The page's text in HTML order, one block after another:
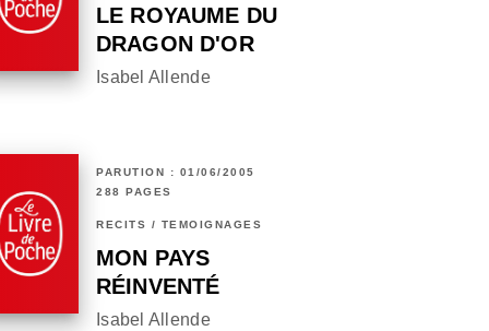
LE ROYAUME DU
DRAGON D'OR
Isabel Allende
PARUTION : 01/06/2005
288 PAGES
RÉCITS / TÉMOIGNAGES
MON PAYS
RÉINVENTÉ
Isabel Allende